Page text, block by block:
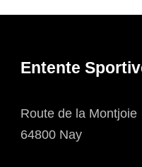
Entente
Route de la Montjoie
64800 Nay